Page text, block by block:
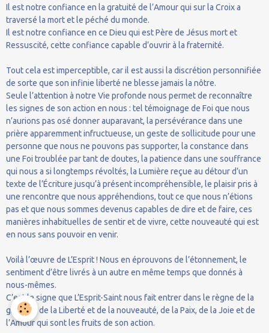
Il est notre confiance en la gratuité de l’Amour qui sur la Croix a
traversé la mort et le péché du monde.
Il est notre confiance en ce Dieu qui est Père de Jésus mort et
Ressuscité, cette confiance capable d’ouvrir à la fraternité.
Tout cela est imperceptible, car il est aussi la discrétion personnifiée
de sorte que son infinie liberté ne blesse jamais la nôtre.
Seule l’attention à notre Vie profonde nous permet de reconnaître
les signes de son action en nous : tel témoignage de Foi que nous
n’aurions pas osé donner auparavant, la persévérance dans une
prière apparemment infructueuse, un geste de sollicitude pour une
personne que nous ne pouvons pas supporter, la constance dans
une Foi troublée par tant de doutes, la patience dans une souffrance
qui nous a si longtemps révoltés, la Lumière reçue au détour d’un
texte de l’Écriture jusqu’à présent incompréhensible, le plaisir pris à
une rencontre que nous appréhendions, tout ce que nous n’étions
pas et que nous sommes devenus capables de dire et de faire, ces
manières inhabituelles de sentir et de vivre, cette nouveauté qui est
en nous sans pouvoir en venir.
Voilà l’œuvre de L’Esprit ! Nous en éprouvons de l’étonnement, le
sentiment d’être livrés à un autre en même temps que donnés à
nous-mêmes.
C’est le signe que L’Esprit-Saint nous fait entrer dans le règne de la
gratuité, de la Liberté et de la nouveauté, de la Paix, de la Joie et de
l’Amour qui sont les fruits de son action.